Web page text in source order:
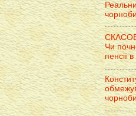
Чи
пенсії